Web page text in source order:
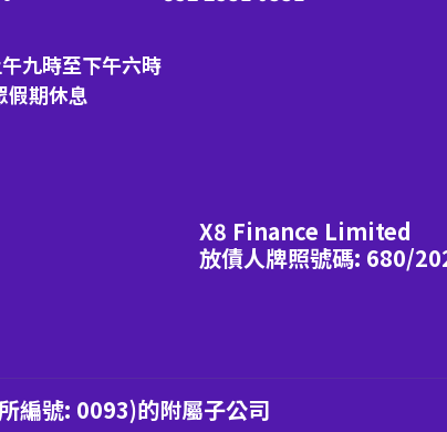
九時至下午六時
假期休息
X8 Finance Limited
放債人牌照號碼: 680/
編號: 0093)的附屬子公司